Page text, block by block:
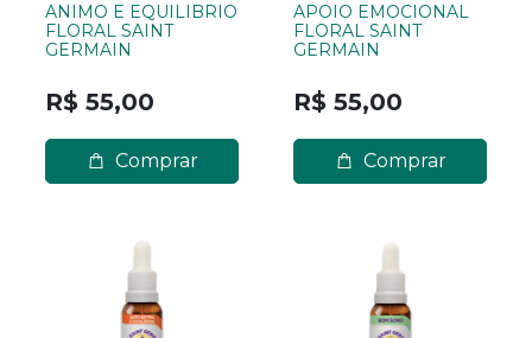
ANIMO E EQUILIBRIO
FLORAL SAINT
GERMAIN
R$ 55,00
Comprar
APOIO EMOCIONAL
FLORAL SAINT
GERMAIN
R$ 55,00
Comprar